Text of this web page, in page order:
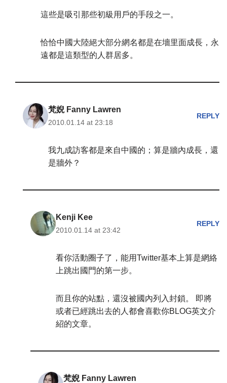
這些是吸引那些初級用戶的手段之一。
恰恰中國大陸絕大部分網名都是在墻里面成長，永
遠都是這類型的人群居多。
梵婗 Fanny Lawren
2010.01.14 at 23:18
REPLY
我九成訪客都是來自中國的；算是牆內成長，還
是牆外？
Kenji Kee
2010.01.14 at 23:42
REPLY
看你活動圈子了，能用Twitter基本上算是網絡
上跳出國門的第一步。
而且你的站點，還沒被國內列入封鎖。 即將
或者已經跳出去的人都會喜歡你BLOG英文介
紹的文章。
梵婗 Fanny Lawren